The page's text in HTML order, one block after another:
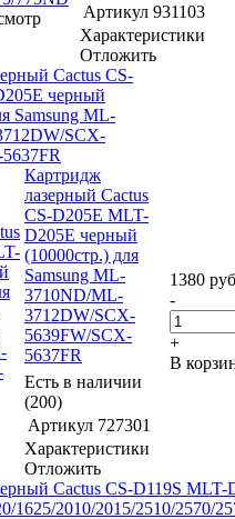
Артикул 931103
Характеристики
Отложить
Cactus CS-
черный
Samsung ML-
SCX-
Картридж
лазерный Cactus
CS-D205E MLT-
D205E черный
(10000стр.) для
Samsung ML-
3710ND/ML-
3712DW/SCX-
5639FW/SCX-
5637FR
Есть в наличии
(200)
Артикул 727301
Характеристики
Отложить
1380
-
+
В
Cactus CS-D119S
1625/2010/2015/2510/2570/